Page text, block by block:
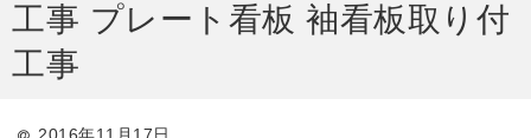
工事 プレート看板 袖看板取り付
工事